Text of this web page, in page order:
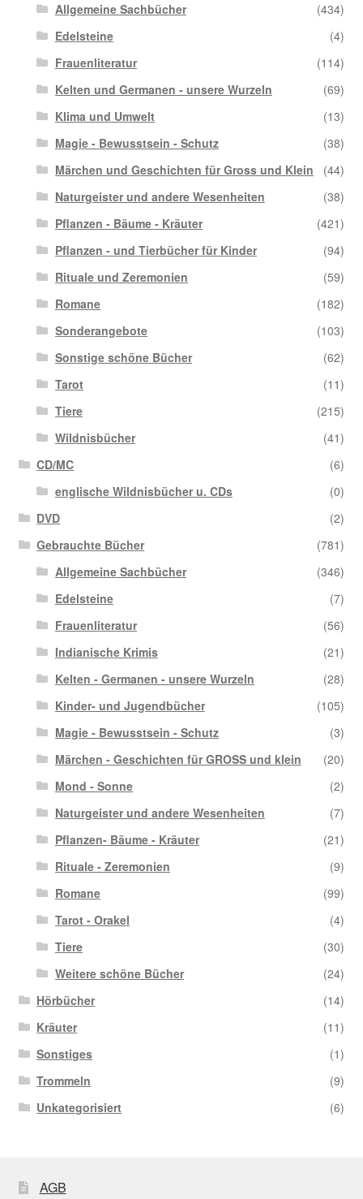
Allgemeine Sachbücher
(434)
Edelsteine
(4)
Frauenliteratur
(114)
Kelten und Germanen - unsere Wurzeln
(69)
Klima und Umwelt
(13)
Magie - Bewusstsein - Schutz
(38)
Märchen und Geschichten für Gross und Klein
(44)
Naturgeister und andere Wesenheiten
(38)
Pflanzen - Bäume - Kräuter
(421)
Pflanzen - und Tierbücher für Kinder
(94)
Rituale und Zeremonien
(59)
Romane
(182)
Sonderangebote
(103)
Sonstige schöne Bücher
(62)
Tarot
(11)
Tiere
(215)
Wildnisbücher
(41)
CD/MC
(6)
englische Wildnisbücher u. CDs
(0)
DVD
(2)
Gebrauchte Bücher
(781)
Allgemeine Sachbücher
(346)
Edelsteine
(7)
Frauenliteratur
(56)
Indianische Krimis
(21)
Kelten - Germanen - unsere Wurzeln
(28)
Kinder- und Jugendbücher
(105)
Magie - Bewusstsein - Schutz
(3)
Märchen - Geschichten für GROSS und klein
(20)
Mond - Sonne
(2)
Naturgeister und andere Wesenheiten
(7)
Pflanzen- Bäume - Kräuter
(21)
Rituale - Zeremonien
(9)
Romane
(99)
Tarot - Orakel
(4)
Tiere
(30)
Weitere schöne Bücher
(24)
Hörbücher
(14)
Kräuter
(11)
Sonstiges
(1)
Trommeln
(9)
Unkategorisiert
(6)
AGB